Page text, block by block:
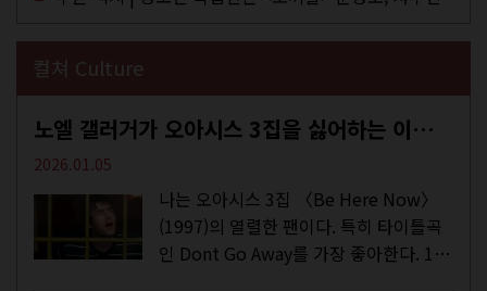
컬쳐 Culture
노엘 갤러거가 오아시스 3집을 싫어하는 이유 | DEFINITELY MAYBE, AGAIN
2026.01.05
나는 오아시스 3집 〈Be Here Now〉
(1997)의 열렬한 팬이다. 특히 타이틀곡
인 Dont Go Away를 가장 좋아한다. 15